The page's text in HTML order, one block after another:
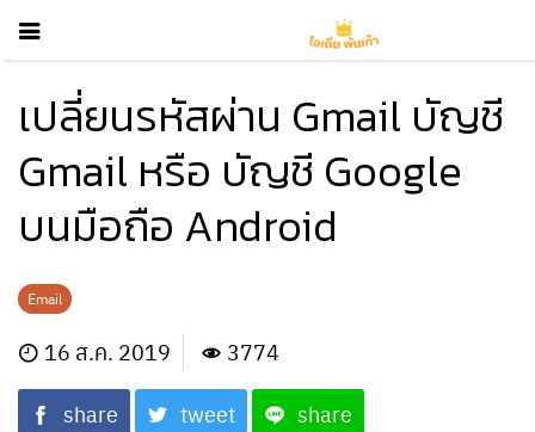
เปลี่ยนรหัสผ่าน Gmail บัญชี
Gmail หรือ บัญชี Google
บนมือถือ Android
Email
16 ส.ค. 2019 3774
share tweet share